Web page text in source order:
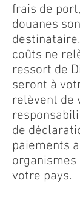
frais de
douanes
coûts ne
ressort de
seront à
relèvent de
de
paiements
votre pays.